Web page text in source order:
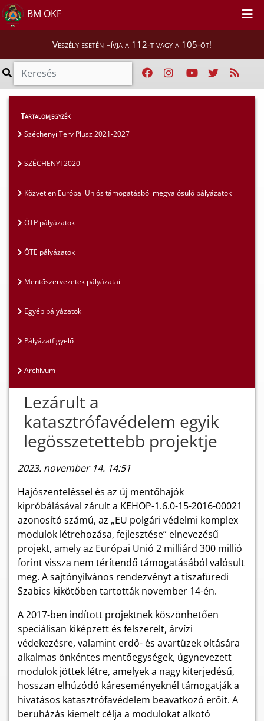
BM OKF
Veszély esetén hívja a 112-t vagy a 105-öt!
Szakmai tájékoztatók
SZÉCHENYI 2020
Tartalomjegyzék
Széchenyi Terv Plusz 2021-2027
SZÉCHENYI 2020
Közvetlen Európai Uniós támogatásból megvalósuló pályázatok
ÖTP pályázatok
ÖTE pályázatok
Mentőszervezetek pályázatai
Egyéb pályázatok
Pályázatfigyelő
Archívum
Lezárult a
katasztrófavédelem egyik
legösszetettebb projektje
2023. november 14. 14:51
Hajószenteléssel és az új mentőhajók
kipróbálásával zárult a KEHOP-1.6.0-15-2016-00021
azonosító számú, az „EU polgári védelmi komplex
modulok létrehozása, fejlesztése” elnevezésű
projekt, amely az Európai Unió 2 milliárd 300 millió
forint vissza nem térítendő támogatásából valósult
meg. A sajtónyilvános rendezvényt a tiszafüredi
Szabics kikötőben tartották november 14-én.
A 2017-ben indított projektnek köszönhetően
speciálisan kiképzett és felszerelt, árvízi
védekezésre, valamint erdő- és avartüzek oltására
alkalmas önkéntes mentőegységek, úgynevezett
modulok jöttek létre, amelyek a nagy kiterjedésű,
hosszan elhúzódó káreseményeknél támogatják a
hivatásos katasztrófavédelem beavatkozó erőit. A
beruházás kiemelt célja a modulokat alkotó